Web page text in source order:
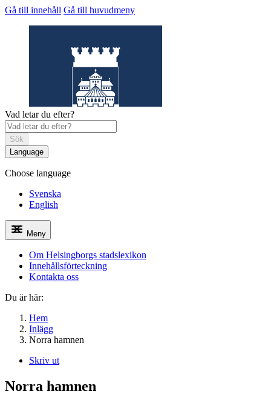
Gå till innehåll Gå till huvudmeny
Helsingborgs stadslexikon
Vad letar du efter?
Sök
Language
Choose language
Svenska
English
Meny
Om Helsingborgs stadslexikon
Innehållsförteckning
Kontakta oss
Du är här:
Hem
Inlägg
Norra hamnen
Skriv ut
Norra hamnen